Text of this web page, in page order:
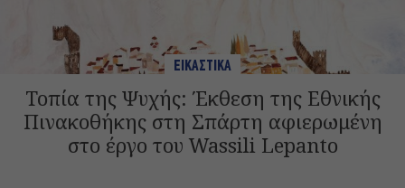
ΕΙΚΑΣΤΙΚΑ
Τοπία της Ψυχής: Έκθεση της Εθνικής
Πινακοθήκης στη Σπάρτη αφιερωμένη
στο έργο του Wassili Lepanto